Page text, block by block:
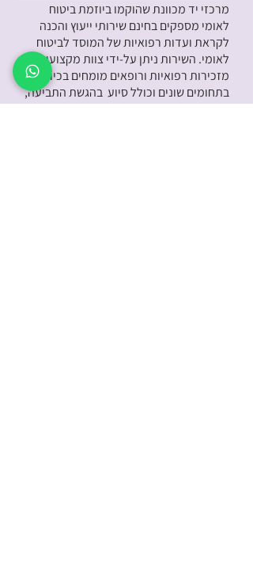
מרכזי יד מכוונת שהוקמו ביוזמת ביטוח
לאומי מספקים בחינם שירותי ייעוץ והכנה
לקראת ועדות רפואיות של המוסד לביטוח
לאומי. השירות ניתן על-ידי צוות מקצועי של
מזכירות רפואיות ורופאים מומחים בכירים
בתחומים שונים וכולל סיוע בהגשת התביעה,
בהכנת התיק הרפואי לקראת הוועדה